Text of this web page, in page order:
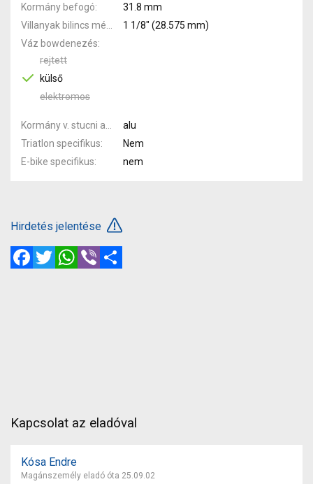
Kormány befogó
31.8 mm
1 1/8" (28.575 mm)
Váz bowdenezés
rejtett
külső
elektromos
alu
Triatlon specifikus
Nem
E-bike specifikus
nem
Hirdetés jelentése
FacebookTwitterWhatsApp
Viber
Kapcsolat az eladóval
Kósa Endre
Magánszemély eladó óta 25.09.02